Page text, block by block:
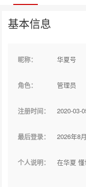
基本信息
昵称： 华夏号
角色： 管理员
注册时间： 2020-03-
最后登录： 2026年8
个人说明： 在华夏